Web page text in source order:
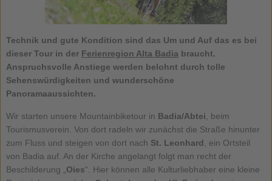
Technik und gute Kondition sind das Um und Auf das es bei
dieser Tour in der Ferienregion Alta Badia braucht.
Anspruchsvolle Anstiege werden belohnt durch tolle
Sehenswürdigkeiten und wunderschöne
Panoramaaussichten.
Wir starten unsere Mountainbiketour in Badia/Abtei , beim
Tourismusverein. Von dort radeln wir zunächst die Straße hinunter
zum Fluss und steigen von dort nach St. Leonhard , ein Ortsteil
von Badia auf. An der Kirche angelangt folgt man recht der
Beschilderung „ Oies“. Hier können alle Kulturliebhaber eine kleine